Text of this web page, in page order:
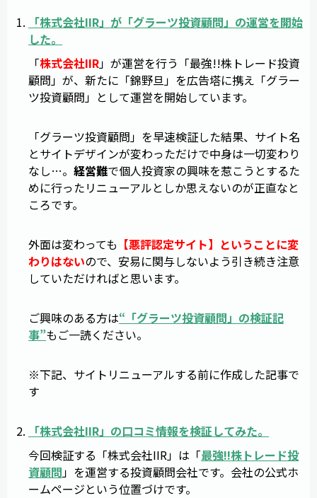
「株式会社IIR」が「グラーツ投資顧問」の運営を開始
した。
「株式会社IIR」が運営を行う「最強!!株トレード投資
顧問」が、新たに「錦野旦」を広告塔に携え「グラー
ツ投資顧問」として運営を開始しています。
「グラーツ投資顧問」を早速検証した結果、サイト名
とサイトデザインが変わっただけで中身は一切変わり
なし…。 経営難で個人投資家の興味を惹こうとするた
めに行ったリニューアルとしか思えないのが正直なと
ころです。
外面は変わっても 【悪評認定サイト】ということに変
わりはないので、安易に関与しないよう引き続き注意
していただければと思います。
ご興味のある方は“「グラーツ投資顧問」の検証記
事”もご一読ください。
※下記、サイトリニューアルする前に作成した記事で
す
「株式会社IIR」の口コミ情報を検証してみた。
今回検証する「株式会社IIR」は「最強!!株トレード投
資顧問 」を運営する投資顧問会社です。会社の公式ホ
ームページという位置づけです。